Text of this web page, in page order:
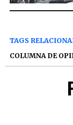
TAGS
COLUMNA DE